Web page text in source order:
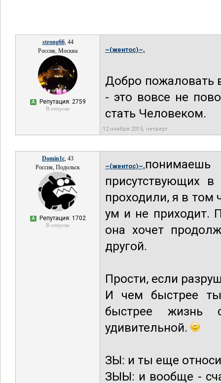
strong66, 44
Россия, Москва
А Репутация: 2759
В отпуске
~(жентос)~,
Добро пожаловать
- это вовсе не
стать Человеком.
12 ноября 2015, четверг
Domin1c, 43
Россия, Подольск
А Репутация: 1702
В отпуске
~(жентос)~, понимаешь
присутствующих
проходили, я в том
ум и не приходит.
она хочет
другой.
Прости, если
И чем быстрее
быстрее жизнь
удивительной.
ЗЫ: и ты еще
ЗЫЫ: и вообще -